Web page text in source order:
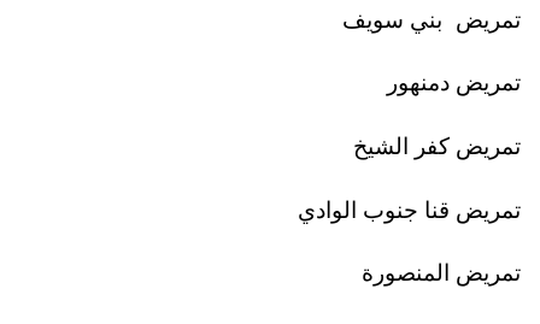
تمريض بني سويف
تمريض دمنهور
تمريض كفر الشيخ
تمريض قنا جنوب الوادي
تمريض المنصورة